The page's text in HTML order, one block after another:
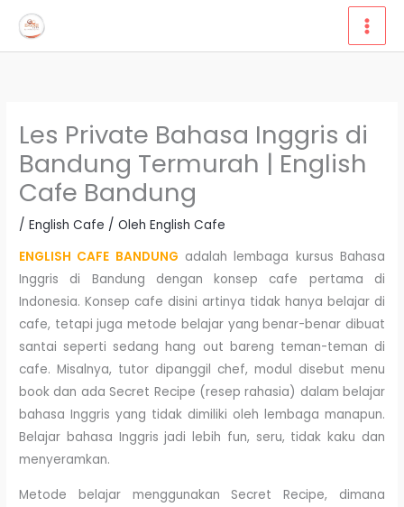
Lewati
konten
Les Private Bahasa Inggris di
Bandung Termurah | English
Cafe Bandung
/English Cafe / OlehEnglish Cafe
ENGLISH CAFE BANDUNG adalah lembaga kursus Bahasa
Inggris di Bandung dengan konsep cafe pertama di
Indonesia. Konsep cafe disini artinya tidak hanya belajar di
cafe, tetapi juga metode belajar yang benar-benar dibuat
santai seperti sedang hang out bareng teman-teman di
cafe. Misalnya, tutor dipanggil chef, modul disebut menu
book dan ada Secret Recipe (resep rahasia) dalam belajar
bahasa Inggris yang tidak dimiliki oleh lembaga manapun.
Belajar bahasa Inggris jadi lebih fun, seru, tidak kaku dan
menyeramkan.
Metode belajar menggunakan Secret Recipe, dimana